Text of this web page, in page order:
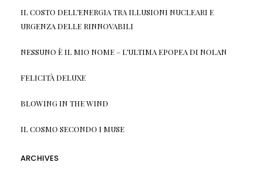
IL COSTO DELL’ENERGIA TRA ILLUSIONI NUCLEARI E
URGENZA DELLE RINNOVABILI
NESSUNO È IL MIO NOME – L’ULTIMA EPOPEA DI NOLAN
FELICITÀ DELUXE
BLOWING IN THE WIND
IL COSMO SECONDO I MUSE
ARCHIVES